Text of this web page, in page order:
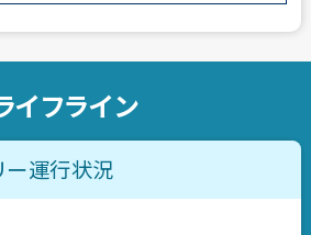
イフライン
ー運行状況